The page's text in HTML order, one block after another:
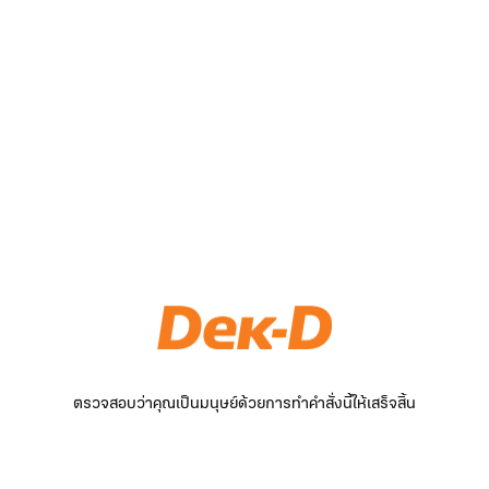
ตรวจสอบว่าคุณเป็นมนุษย์ด้วยการทำคำสั่งนี้ให้เสร็จสิ้น